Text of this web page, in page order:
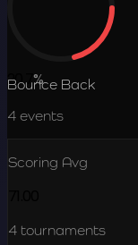
20.7%
Bounce Back
4 events
Scoring Avg
4 tournaments